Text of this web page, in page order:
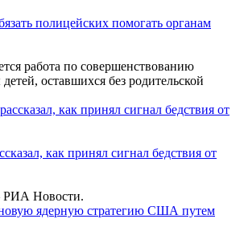
полицейских помогать органам
работа по совершенствованию
оставшихся без родительской
как принял сигнал бедствия от
Новости.